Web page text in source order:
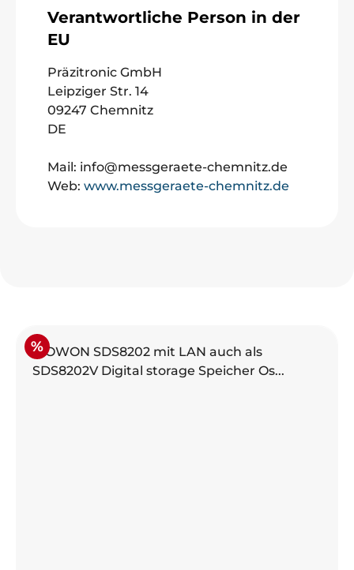
Verantwortliche Person in der
EU
Präzitronic GmbH
Leipziger Str. 14
09247 Chemnitz
DE
Mail: info@messgeraete-chemnitz.de
Web: www.messgeraete-chemnitz.de
Produktgalerie überspringen
Rabatt
%